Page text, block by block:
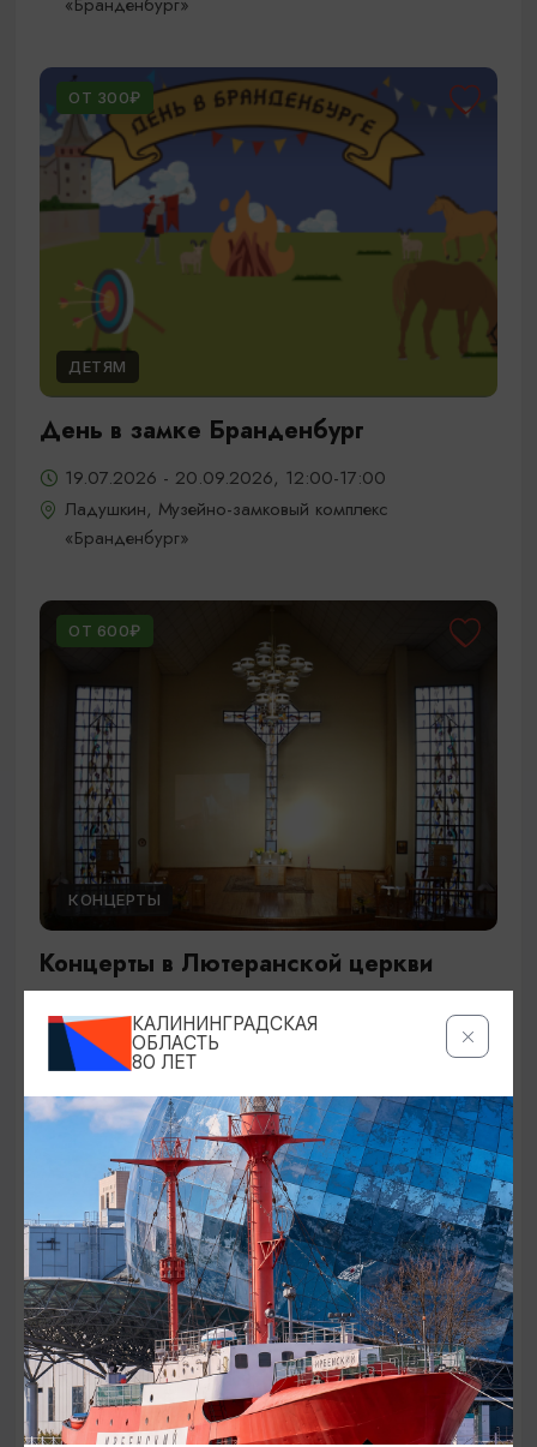
ОТ 300₽
ДЕТЯМ
День в замке Бранденбург
19.07.2026 - 20.09.2026, 12:00-17:00
Ладушкин, Музейно-замковый комплекс
«Бранденбург»
ОТ 600₽
КОНЦЕРТЫ
Концерты в Лютеранской церкви
19.07.2026 - 19.08.2026, 19:00
Калининград, Евангелическо-лютеранская церковь
«Воскресения»
ОТ 250₽
ДЕТЯМ
КАЛИНИНГРАДСКАЯ
ОБЛАСТЬ
80 ЛЕТ